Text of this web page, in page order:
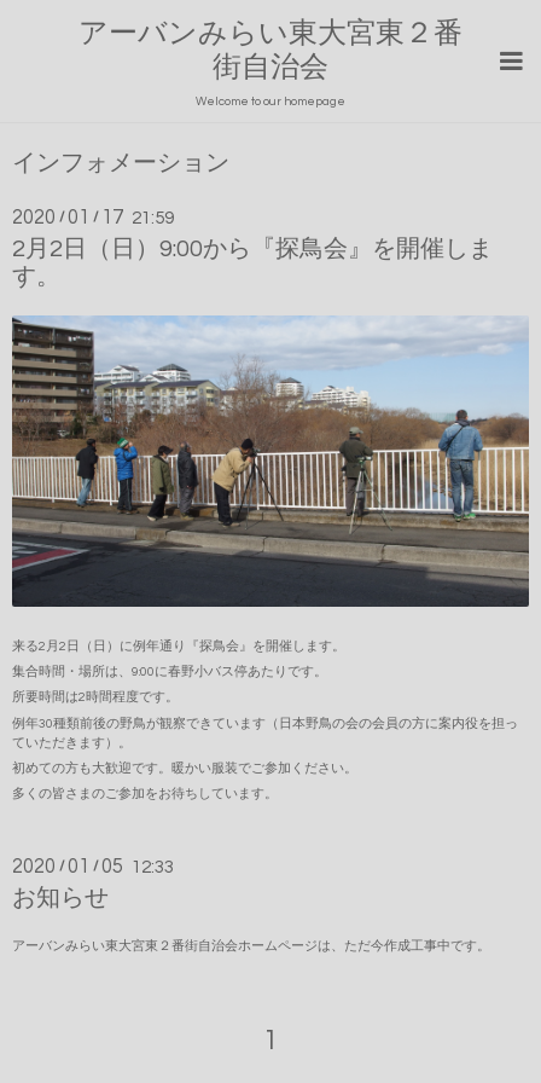
アーバンみらい東大宮東２番
街自治会
Welcome to our homepage
インフォメーション
2020 /01 / 17 21:59
2月2日（日）9:00から『探鳥会』を開催しま
す。
来る2月2日（日）に例年通り『探鳥会』を開催します。
集合時間・場所は、9:00に春野小バス停あたりです。
所要時間は2時間程度です。
例年30種類前後の野鳥が観察できています（日本野鳥の会の会員の方に案内役を担っ
ていただきます）。
初めての方も大歓迎です。暖かい服装でご参加ください。
多くの皆さまのご参加をお待ちしています。
2020 /01 /05 12:33
お知らせ
アーバンみらい東大宮東２番街自治会ホームページは、ただ今作成工事中です。
1